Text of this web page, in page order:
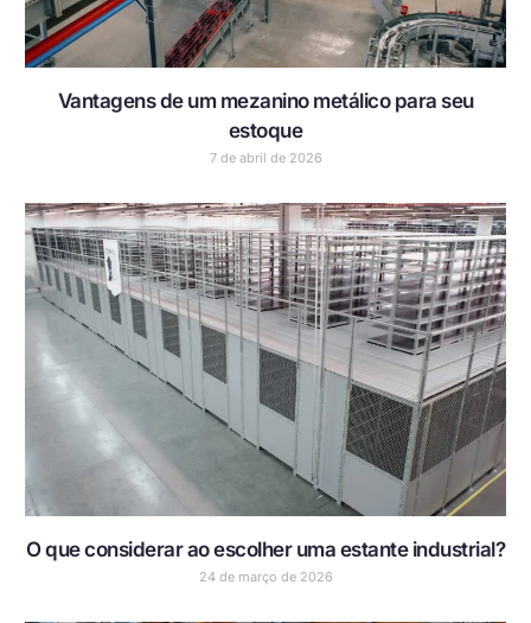
Vantagens de um mezanino metálico para seu
estoque
7 de abril de 2026
O que considerar ao escolher uma estante industrial?
24 de março de 2026